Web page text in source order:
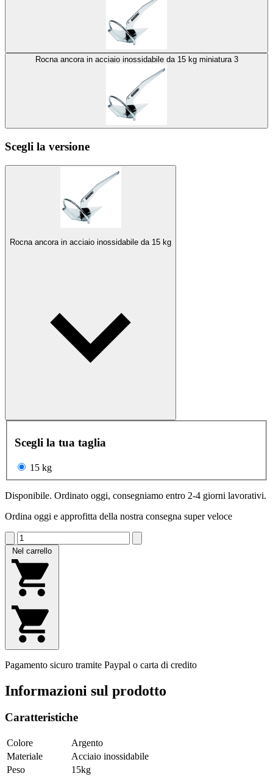
Rocna ancora in acciaio inossidabile da 15 kg miniatura 3
Scegli la versione
Rocna ancora in acciaio inossidabile da 15 kg
Scegli la tua taglia
15 kg
Disponibile. Ordinato oggi, consegniamo entro 2-4 giorni lavorativi.
Ordina oggi e approfitta della nostra consegna super veloce
Nel carrello
Pagamento sicuro tramite Paypal o carta di credito
Informazioni sul prodotto
Caratteristiche
Colore
Argento
Materiale
Acciaio inossidabile
Peso
15kg